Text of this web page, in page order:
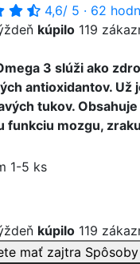
4,6/ 5 · 62
kúpilo 119
3 slúži ako
antioxidantov. Už
tukov.
funkciu mozgu,
1-5 ks
kúpilo 119
mať zajtra